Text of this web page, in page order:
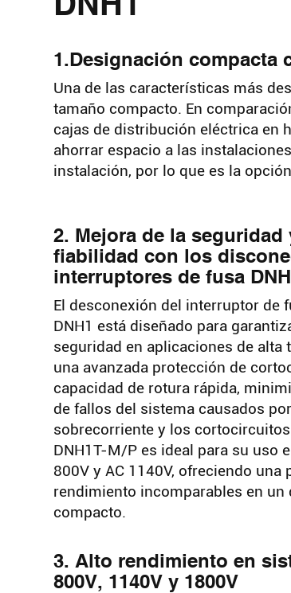
1.Designación compacta
Una de las características más
tamaño compacto. En
cajas de distribución eléctrica en
ahorrar espacio a las
instalación, por lo que es la
2. Mejora de la seguridad
fiabilidad con los
interruptores de fusa
El desconexión del interruptor de
DNH1 está diseñado para
seguridad en aplicaciones de alta
una avanzada protección de
capacidad de rotura rápida,
de fallos del sistema causados
sobrecorriente y los
DNH1T-M/P es ideal para su uso
800V y AC 1140V, ofreciendo una
rendimiento incomparables en un
compacto.
3. Alto rendimiento en
800V, 1140V y 1800V